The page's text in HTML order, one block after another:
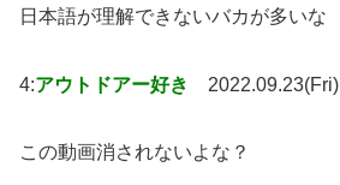
日本語が理解できないバカが多いな
4:アウトドアー好き 2022.09.23(Fri)
この動画消されないよな？